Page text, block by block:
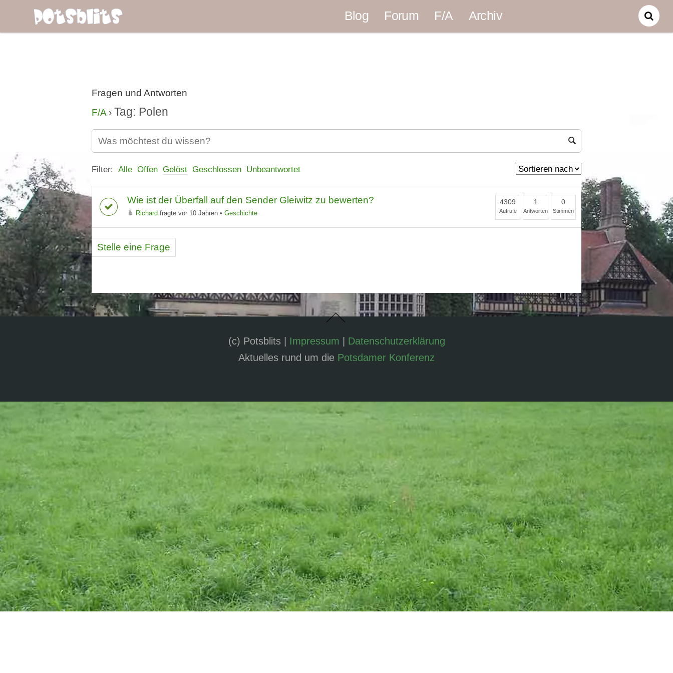
Blog Forum F/A Archiv
Fragen und Antworten
F/A› Tag: Polen
Filter: Alle Offen Gelöst Geschlossen Unbeantwortet
Wie ist der Überfall auf den Sender Gleiwitz zu bewerten?
Richard fragte vor 10 Jahren • Geschichte
4309
Aufrufe
1
Antworten
0
Stimmen
Stelle eine Frage
(c) Potsblits | Impressum
Datenschutzerklärung
Aktuelles rund um die Potsdamer Konferenz